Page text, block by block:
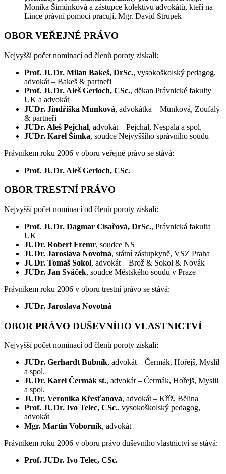
Monika Šimůnková a zástupce kolektivu advokátů, kteří na
Lince právní pomoci pracují, Mgr. David Strupek
OBOR VEŘEJNÉ PRÁVO
Nejvyšší počet nominací od členů poroty získali:
Prof. JUDr. Milan Bakeš, DrSc., vysokoškolský pedagog,
advokát – Bakeš & partneři
Prof. JUDr. Aleš Gerloch, CSc., děkan Právnické fakulty
UK a advokát
JUDr. Jindřiška Munková, advokátka – Munková, Zoufalý
& partneři
JUDr. Aleš Pejchal, advokát – Pejchal, Nespala a spol.
JUDr. Karel Šimka, soudce Nejvyššího správního soudu
Právníkem roku 2006 v oboru veřejné právo se stává:
Prof. JUDr. Aleš Gerloch, CSc.
OBOR TRESTNÍ PRÁVO
Nejvyšší počet nominací od členů poroty získali:
Prof. JUDr. Dagmar Císařová, DrSc., Právnická fakulta
UK
JUDr. Robert Fremr, soudce NS
JUDr. Jaroslava Novotná, státní zástupkyně, VSZ Praha
JUDr. Tomáš Sokol, advokát – Brož & Sokol & Novák
JUDr. Jan Sváček, soudce Městského soudu v Praze
Právníkem roku 2006 v oboru trestní právo se stává:
JUDr. Jaroslava Novotná
OBOR PRÁVO DUŠEVNÍHO VLASTNICTVÍ
Nejvyšší počet nominací od členů poroty získali:
JUDr. Gerhardt Bubník, advokát – Čermák, Hořejš, Myslil
a spol.
JUDr. Karel Čermák st., advokát – Čermák, Hořejš, Myslil
a spol.
JUDr. Veronika Křesťanová, advokát – Kříž, Bělina
Prof. JUDr. Ivo Telec, CSc., vysokoškolský pedagog,
advokát
Mgr. Martin Voborník, advokát
Právníkem roku 2006 v oboru právo duševního vlastnictví se stává:
Prof. JUDr. Ivo Telec, CSc.